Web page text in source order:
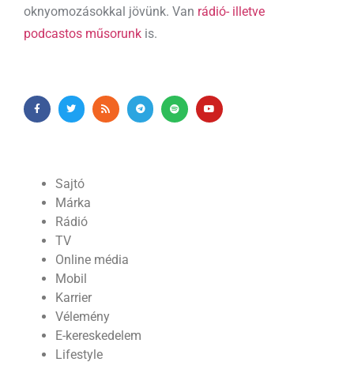
oknyomozásokkal jövünk. Van rádió- illetve
podcastos műsorunk is.
Sajtó
Márka
Rádió
TV
Online média
Mobil
Karrier
Vélemény
E-kereskedelem
Lifestyle